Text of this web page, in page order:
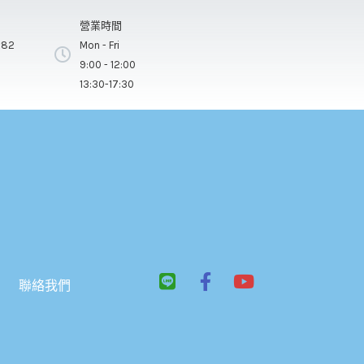
營業時間
Mon - Fri
9:00 - 12:00
13:30-17:30
聯絡我們
L
F
Y